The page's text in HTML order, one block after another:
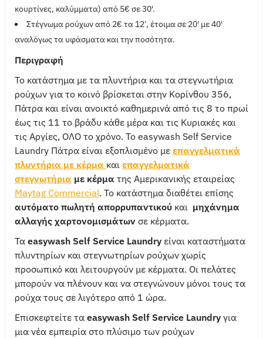
κουρτίνες, καλύμματα) από 5€ σε 30'.
Στέγνωμα ρούχων από 2€ τα 12’, έτοιμα σε 20' με 40'
αναλόγως τα υφάσματα και την ποσότητα.
Περιγραφή
Το κατάστημα με τα πλυντήρια και τα στεγνωτήρια
ρούχων για το κοινό βρίσκεται στην Κορίνθου 356,
Πάτρα και είναι ανοικτό καθημερινά από τις 8 το πρωί
έως τις 11 το βράδυ κάθε μέρα και τις Κυριακές και
τις Αργίες, ΟΛΟ το χρόνο. Το easywash Self Service
Laundry Πάτρα είναι εξοπλισμένο με επαγγελματικά
πλυντήρια με κέρμα και επαγγελματικά
στεγνωτήρια με κέρμα της Αμερικανικής εταιρείας
Maytag Commercial. Το κατάστημα διαθέτει επίσης
αυτόματο πωλητή απορρυπαντικού και μηχάνημα
αλλαγής χαρτονομισμάτων σε κέρματα.
Τα easywash Self Service Laundry είναι καταστήματα
πλυντηρίων και στεγνωτηρίων ρούχων χωρίς
προσωπικό και λειτουργούν με κέρματα. Οι πελάτες
μπορούν να πλένουν και να στεγνώνουν μόνοι τους τα
ρούχα τους σε λιγότερο από 1 ώρα.
Επισκεφτείτε τα easywash Self Service Laundry για
μια νέα εμπειρία στο πλύσιμο των ρούχων